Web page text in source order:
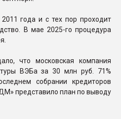
года и с тех пор проходит
В мае 2025-го процедура
что московская компания
ВЭБа за 30 млн руб. 71%
собрании кредиторов
представило план по выводу